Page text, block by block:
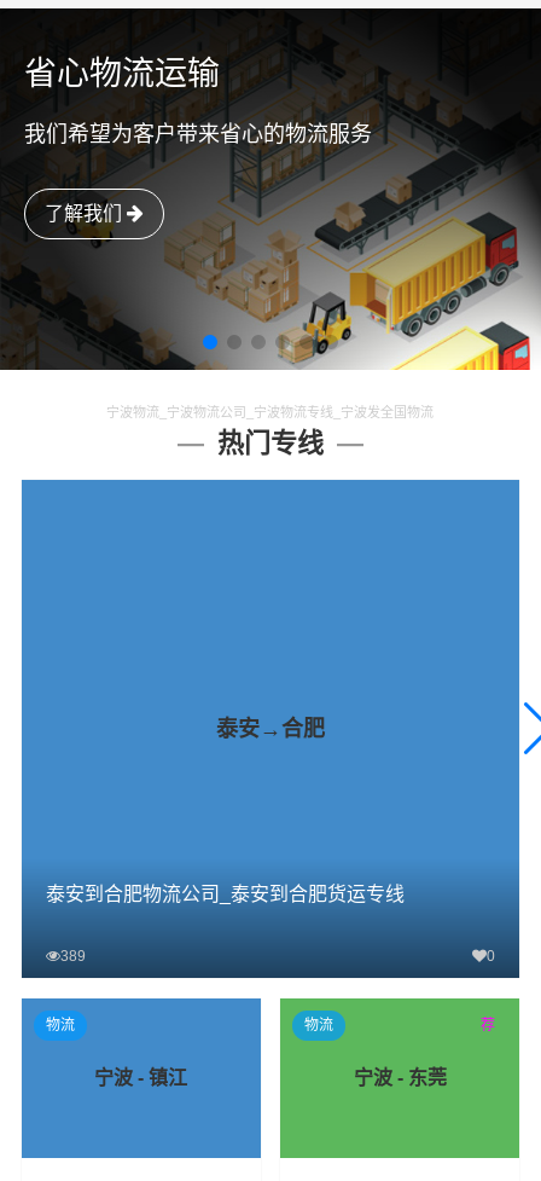
省心物流运输
我们希望为客户带来省心的物流服务
了解我们
宁波物流_宁波物流公司_宁波物流专线_宁波发全国物流
热门专线
泰安→合肥
泰安到合肥物流公司_泰安到合肥货运专线
389 0
查看详细
宁波 - 镇江
物流
宁波 - 东莞
物流 荐